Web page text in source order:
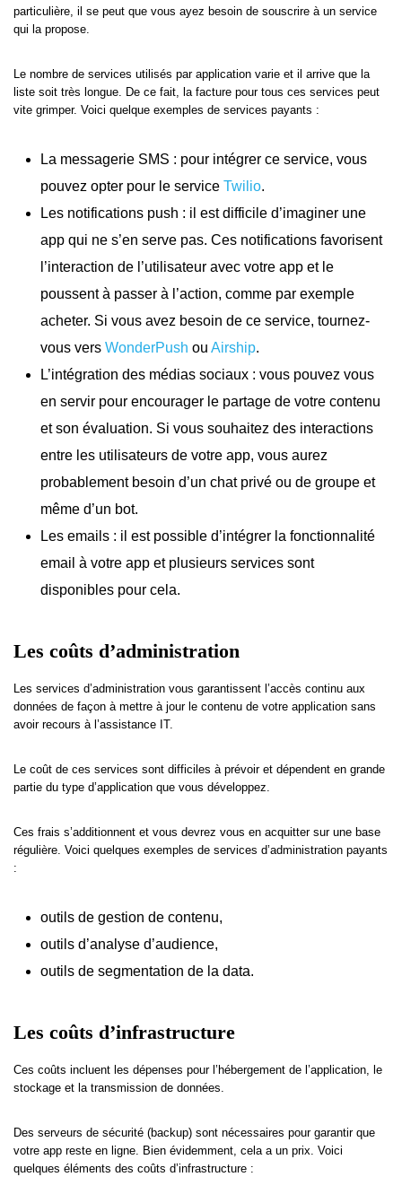
particulière, il se peut que vous ayez besoin de souscrire à un service
qui la propose.
Le nombre de services utilisés par application varie et il arrive que la
liste soit très longue. De ce fait, la facture pour tous ces services peut
vite grimper. Voici quelque exemples de services payants :
La messagerie SMS : pour intégrer ce service, vous
pouvez opter pour le service Twilio.
Les notifications push : il est difficile d’imaginer une
app qui ne s’en serve pas. Ces notifications favorisent
l’interaction de l’utilisateur avec votre app et le
poussent à passer à l’action, comme par exemple
acheter. Si vous avez besoin de ce service, tournez-
vous vers WonderPush ou Airship.
L’intégration des médias sociaux : vous pouvez vous
en servir pour encourager le partage de votre contenu
et son évaluation. Si vous souhaitez des interactions
entre les utilisateurs de votre app, vous aurez
probablement besoin d’un chat privé ou de groupe et
même d’un bot.
Les emails : il est possible d’intégrer la fonctionnalité
email à votre app et plusieurs services sont
disponibles pour cela.
Les coûts d’administration
Les services d’administration vous garantissent l’accès continu aux
données de façon à mettre à jour le contenu de votre application sans
avoir recours à l’assistance IT.
Le coût de ces services sont difficiles à prévoir et dépendent en grande
partie du type d’application que vous développez.
Ces frais s’additionnent et vous devrez vous en acquitter sur une base
régulière. Voici quelques exemples de services d’administration payants
:
outils de gestion de contenu,
outils d’analyse d’audience,
outils de segmentation de la data.
Les coûts d’infrastructure
Ces coûts incluent les dépenses pour l’hébergement de l’application, le
stockage et la transmission de données.
Des serveurs de sécurité (backup) sont nécessaires pour garantir que
votre app reste en ligne. Bien évidemment, cela a un prix. Voici
quelques éléments des coûts d’infrastructure :